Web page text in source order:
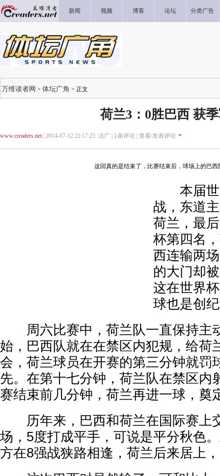
新闻 视频 博客 论坛 分类广告
万维读者网 > 体坛广角 > 正文
荷兰3：0胜巴西 获
www.creaders.net| 2014-07-12 22:17:25 法广 | 1条评论 | 查看/发表评论
这回真的是结束了，比赛结束后，球场上的巴西
本届世
战，东道
荷兰，最
杯第四名
西连输两
的大门却
这在世界
球也是创
周六比赛中，荷兰队一直保持主
始，巴西队就在在禁区内犯规，给荷
会，荷兰球员在开赛的第三分钟就罚
先。在第十七分钟，荷兰队在禁区内
赛结束前几分钟，荷兰再进一球，奠
历年来，巴西和荷兰在国际赛上
场，5度打成平手，可说是平分秋色
方在8强战狭路相逢，荷兰后来居上